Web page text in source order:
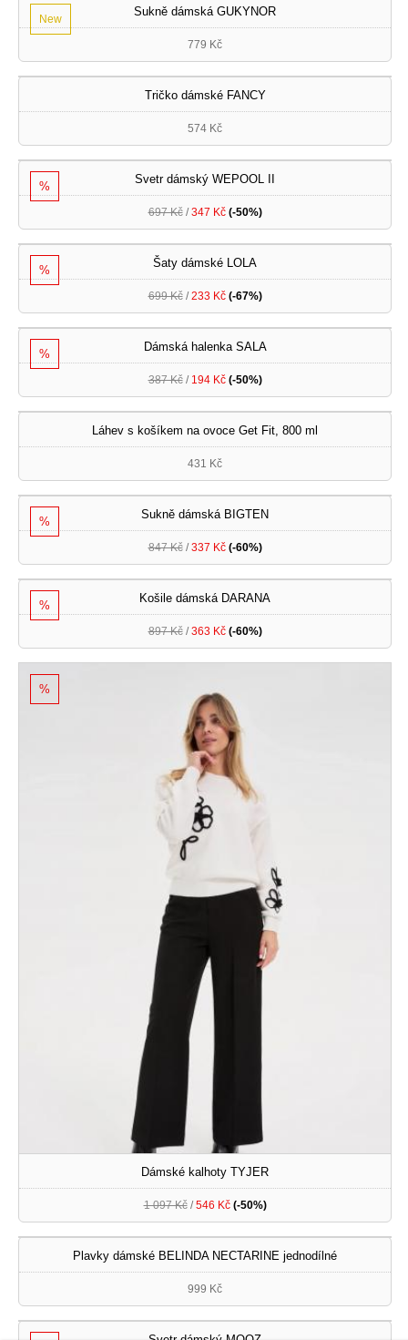
New
Sukně dámská GUKYNOR
779 Kč
Tričko dámské FANCY
574 Kč
%
Svetr dámský WEPOOL II
697 Kč/347 Kč (-50%)
%
Šaty dámské LOLA
699 Kč/233 Kč (-67%)
%
Dámská halenka SALA
387 Kč/ 194 Kč (-50%)
Láhev s košíkem na ovoce Get Fit, 800 ml
431 Kč
%
Sukně dámská BIGTEN
847 Kč/337 Kč (-60%)
%
Košile dámská DARANA
897 Kč/363 Kč (-60%)
%
Dámské kalhoty TYJER
1 097 Kč/546 Kč (-50%)
Plavky dámské BELINDA NECTARINE jednodílné
999 Kč